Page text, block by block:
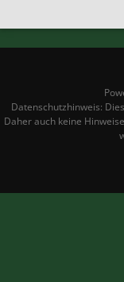
Datenschutzhinweis:
Daher auch keine